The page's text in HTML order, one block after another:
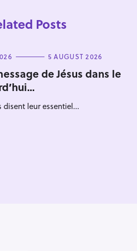
Posts
5 AUGUST 2026
de Jésus dans le
leur essentiel...